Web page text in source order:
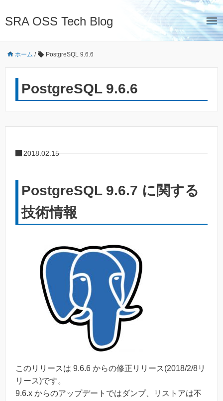
SRA OSS Tech Blog
ホーム / PostgreSQL 9.6.6
PostgreSQL 9.6.6
2018.02.15
PostgreSQL 9.6.7 に関する
技術情報
このリリースは 9.6.6 からの修正リリース(2018/2/8リ
リース)です。
9.6.x からのアップデートではダンプ、リストアは不